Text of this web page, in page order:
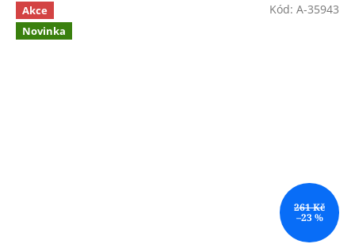
Akce
Novinka
261 Kč
–23 %
Kód: A-35943